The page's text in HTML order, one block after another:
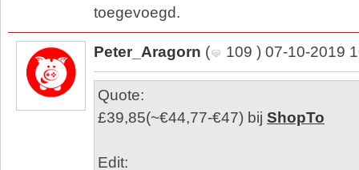
toegevoegd.
Peter_Aragorn ( 109 ) 07-10-2019
Quote:
£39,85(~€44,77-€47) bij ShopTo
Edit: